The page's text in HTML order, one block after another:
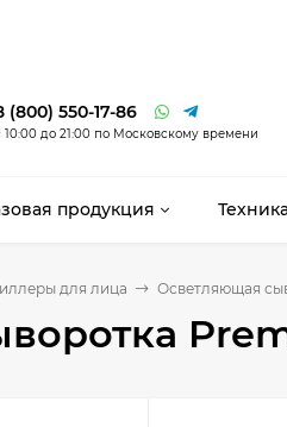
(800) 550-17-86
10:00 до 21:00 по Московскому времени
продукция
для лица Осветляющая